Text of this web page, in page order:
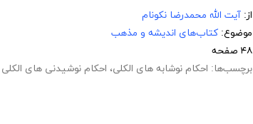
از: آیت الله محمدرضا نکونام
موضوع: کتاب‌های اندیشه و مذهب
۴۸ صفحه
برچسب‌ها: احکام نوشابه های الکلی، احکام نوشیدنی های الکلی